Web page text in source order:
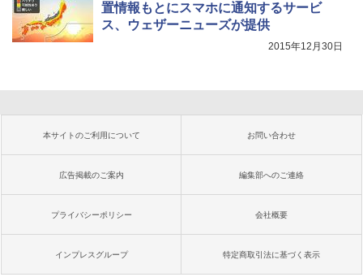
置情報もとにスマホに通知するサービ
ス、ウェザーニューズが提供
2015年12月30日
本サイトのご利用について お問い合わせ
広告掲載のご案内 編集部へのご連絡
プライバシーポリシー 会社概要
インプレスグループ 特定商取引法に基づく表示